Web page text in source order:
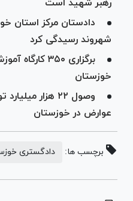
رهبر شهید است
شهروند رسیدگی کرد
برگزاری ۳۵۰
خوزستان
وصول ۲۲ هزار
عوارض در خوزستان
برچسب ها: دادگستری